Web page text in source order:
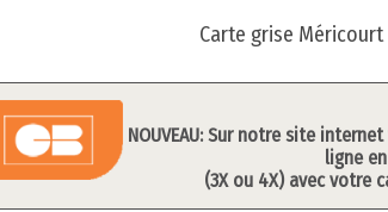
Carte grise Méricourt
NOUVEAU: Sur notre site
ligne
(3X ou 4X) avec votre